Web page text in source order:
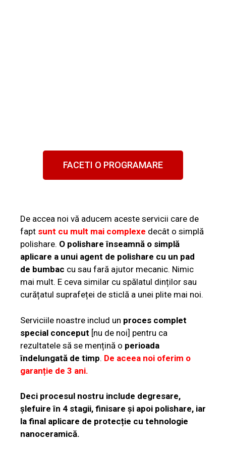
FACETI O PROGRAMARE
De accea noi vă aducem aceste servicii care de
fapt sunt cu mult mai complexe decât o simplă
polishare. O polishare înseamnă o simplă
aplicare a unui agent de polishare cu un pad
de bumbac cu sau fară ajutor mecanic. Nimic
mai mult. E ceva similar cu spălatul dinților sau
curățatul suprafeței de sticlă a unei plite mai noi.
Serviciile noastre includ un proces complet
special conceput [nu de noi] pentru ca
rezultatele să se mențină o perioada
îndelungată de timp. De aceea noi oferim o
garanție de 3 ani.
Deci procesul nostru include degresare,
șlefuire în 4 stagii, finisare și apoi polishare, iar
la final aplicare de protecție cu tehnologie
nanoceramică.